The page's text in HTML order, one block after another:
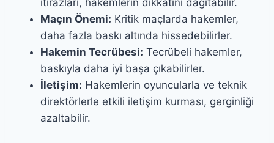
itirazları, hakemlerin dikkatini dağıtabilir.
Maçın Önemi: Kritik maçlarda hakemler,
daha fazla baskı altında hissedebilirler.
Hakemin Tecrübesi: Tecrübeli hakemler,
baskıyla daha iyi başa çıkabilirler.
İletişim: Hakemlerin oyuncularla ve teknik
direktörlerle etkili iletişim kurması, gerginliği
azaltabilir.